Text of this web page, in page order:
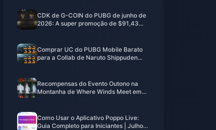
CDK de G-COIN do PUBG de junho de
2026: A super promoção de $91,43
Comprar UC do PUBG Mobile Barato
para a Collab de Naruto Shippuden
Recompensas do Evento Outono na
Montanha de Where Winds Meet em
Como Usar o Aplicativo Poppo Live:
Guia Completo para Iniciantes | Julho